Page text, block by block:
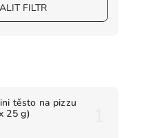
FILTR
těsto na pizzu
25 g)